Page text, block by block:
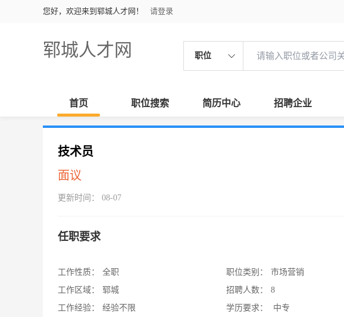
您好，欢迎来到郓城人才网！ 请登录
郓城人才网 职位
首页 职位搜索 简历中心 招聘企业
技术员
面议
更新时间： 08-07
任职要求
工作性质：
全职
工作区域：
郓城
工作经验：
经验不限
职位类别：
市场营销
招聘人数：
8
学历要求：
中专